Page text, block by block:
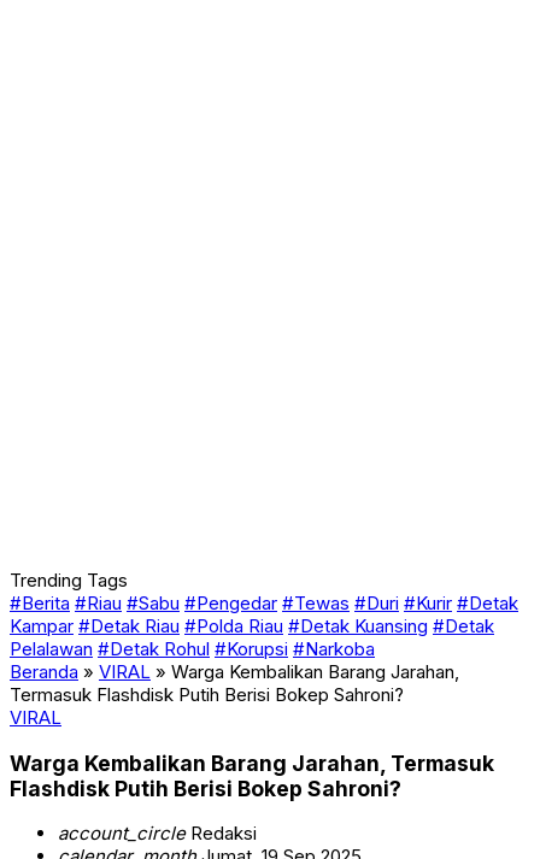
Trending Tags
#Berita #Riau #Sabu #Pengedar #Tewas #Duri #Kurir #Detak
Kampar #Detak Riau #Polda Riau #Detak Kuansing #Detak
Pelalawan #Detak Rohul #Korupsi #Narkoba
Beranda » VIRAL » Warga Kembalikan Barang Jarahan,
Termasuk Flashdisk Putih Berisi Bokep Sahroni?
VIRAL
Warga Kembalikan Barang Jarahan, Termasuk
Flashdisk Putih Berisi Bokep Sahroni?
account_circleRedaksi